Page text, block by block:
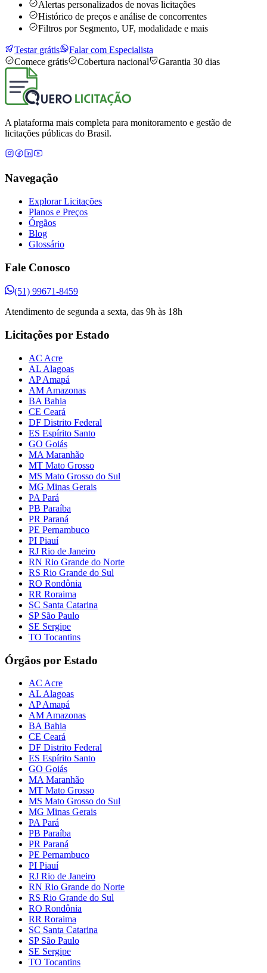
Alertas personalizados de novas licitações
Histórico de preços e análise de concorrentes
Filtros por Segmento, UF, modalidade e mais
Testar grátis
Falar com Especialista
Comece grátis
Cobertura nacional Garantia 30 dias
A plataforma mais completa para monitoramento e gestão de
licitações públicas do Brasil.
Navegação
Explorar Licitações
Planos e Preços
Órgãos
Blog
Glossário
Fale Conosco
(51) 99671-8459
Atendimento de segunda a sexta, das 9h às 18h
Licitações por Estado
AC Acre
AL Alagoas
AP Amapá
AM Amazonas
BA Bahia
CE Ceará
DF Distrito Federal
ES Espírito Santo
GO Goiás
MA Maranhão
MT Mato Grosso
MS Mato Grosso do Sul
MG Minas Gerais
PA Pará
PB Paraíba
PR Paraná
PE Pernambuco
PI Piauí
RJ Rio de Janeiro
RN Rio Grande do Norte
RS Rio Grande do Sul
RO Rondônia
RR Roraima
SC Santa Catarina
SP São Paulo
SE Sergipe
TO Tocantins
Órgãos por Estado
AC Acre
AL Alagoas
AP Amapá
AM Amazonas
BA Bahia
CE Ceará
DF Distrito Federal
ES Espírito Santo
GO Goiás
MA Maranhão
MT Mato Grosso
MS Mato Grosso do Sul
MG Minas Gerais
PA Pará
PB Paraíba
PR Paraná
PE Pernambuco
PI Piauí
RJ Rio de Janeiro
RN Rio Grande do Norte
RS Rio Grande do Sul
RO Rondônia
RR Roraima
SC Santa Catarina
SP São Paulo
SE Sergipe
TO Tocantins